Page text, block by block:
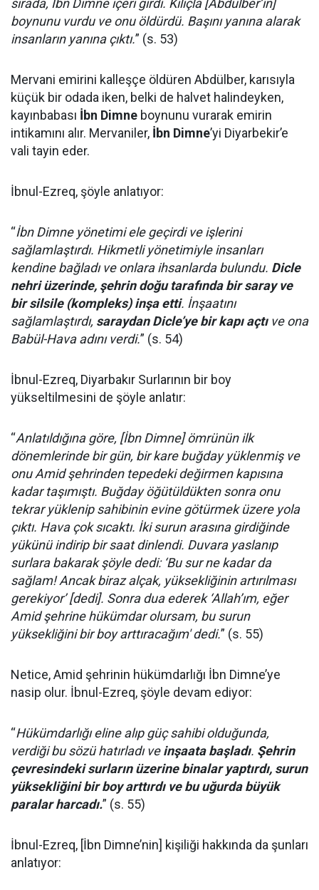
sırada, İbn Dimne içeri girdi. Kılıçla [Abdülber’in]
boynunu vurdu ve onu öldürdü. Başını yanına alarak
insanların yanına çıktı.” (s. 53)
Mervani emirini kalleşçe öldüren Abdülber, karısıyla
küçük bir odada iken, belki de halvet halindeyken,
kayınbabası İbn Dimne boynunu vurarak emirin
intikamını alır. Mervaniler, İbn Dimne’yi Diyarbekir’e
vali tayin eder.
İbnul-Ezreq, şöyle anlatıyor:
“İbn Dimne yönetimi ele geçirdi ve işlerini
sağlamlaştırdı. Hikmetli yönetimiyle insanları
kendine bağladı ve onlara ihsanlarda bulundu. Dicle
nehri üzerinde, şehrin doğu tarafında bir saray ve
bir silsile (kompleks) inşa etti. İnşaatını
sağlamlaştırdı, saraydan Dicle’ye bir kapı açtıve ona
Babül-Hava adını verdi.” (s. 54)
İbnul-Ezreq, Diyarbakır Surlarının bir boy
yükseltilmesini de şöyle anlatır:
“Anlatıldığına göre, [İbn Dimne] ömrünün ilk
dönemlerinde bir gün, bir kare buğday yüklenmiş ve
onu Amid şehrinden tepedeki değirmen kapısına
kadar taşımıştı. Buğday öğütüldükten sonra onu
tekrar yüklenip sahibinin evine götürmek üzere yola
çıktı. Hava çok sıcaktı. İki surun arasına girdiğinde
yükünü indirip bir saat dinlendi. Duvara yaslanıp
surlara bakarak şöyle dedi: ‘Bu sur ne kadar da
sağlam! Ancak biraz alçak, yüksekliğinin artırılması
gerekiyor’ [dedi]. Sonra dua ederek ‘Allah’ım, eğer
Amid şehrine hükümdar olursam, bu surun
yüksekliğini bir boy arttıracağım' dedi.” (s. 55)
Netice, Amid şehrinin hükümdarlığı İbn Dimne’ye
nasip olur. İbnul-Ezreq, şöyle devam ediyor:
“Hükümdarlığı eline alıp güç sahibi olduğunda,
verdiği bu sözü hatırladı veinşaata başladı. Şehrin
çevresindeki surların üzerine binalar yaptırdı, surun
yüksekliğini bir boy arttırdı ve bu uğurda büyük
paralar harcadı.” (s. 55)
İbnul-Ezreq, [İbn Dimne’nin] kişiliği hakkında da şunları
anlatıyor: